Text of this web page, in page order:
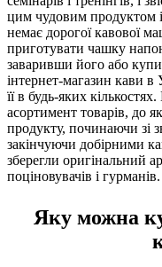
цим чудовим продуктом
немає дорогої кавової
приготувати чашку
заваривши його або
інтернет-магазин кави в
її в будь-яких
асортимент товарів, до
продукту, починаючи зі
закінчуючи добірними
зберегли оригінальний
поціновувачів і гурманів.
Яку можна